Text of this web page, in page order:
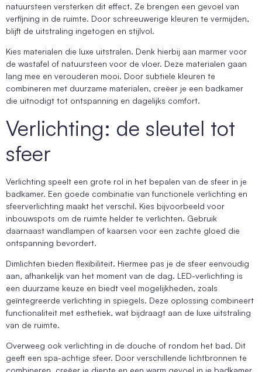
natuursteen versterken dit effect. Ze brengen een gevoel van
verfijning in de ruimte. Door schreeuwerige kleuren te vermijden,
blijft de uitstraling ingetogen en stijlvol.
Kies materialen die luxe uitstralen. Denk hierbij aan marmer voor
de wastafel of natuursteen voor de vloer. Deze materialen gaan
lang mee en verouderen mooi. Door subtiele kleuren te
combineren met duurzame materialen, creëer je een badkamer
die uitnodigt tot ontspanning en dagelijks comfort.
Verlichting: de sleutel tot
sfeer
Verlichting speelt een grote rol in het bepalen van de sfeer in je
badkamer. Een goede combinatie van functionele verlichting en
sfeerverlichting maakt het verschil. Kies bijvoorbeeld voor
inbouwspots om de ruimte helder te verlichten. Gebruik
daarnaast wandlampen of kaarsen voor een zachte gloed die
ontspanning bevordert.
Dimlichten bieden flexibiliteit. Hiermee pas je de sfeer eenvoudig
aan, afhankelijk van het moment van de dag. LED-verlichting is
een duurzame keuze en biedt veel mogelijkheden, zoals
geïntegreerde verlichting in spiegels. Deze oplossing combineert
functionaliteit met esthetiek, wat bijdraagt aan de luxe uitstraling
van de ruimte.
Overweeg ook verlichting in de douche of rondom het bad. Dit
geeft een spa-achtige sfeer. Door verschillende lichtbronnen te